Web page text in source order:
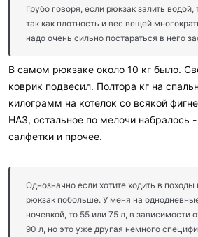
Грубо говоря, если рюкзак залить водой,
так как плотность и вес вещей
надо очень сильно постараться в него
В самом рюкзаке около 10 кг было.
коврик подвесил. Полтора кг на
килограмм на котелок со всякой
НАЗ, остальное по мелочи набралось
салфетки и прочее.
Однозначно если хотите ходить в
рюкзак побольше. У меня на
ночевкой, то 55 или 75 л, в зависимости
90 л, но это уже другая немного